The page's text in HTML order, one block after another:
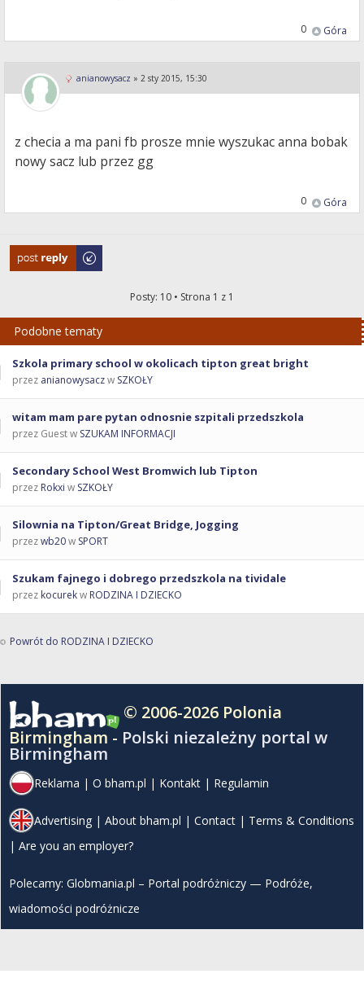
Góra
0
anianowysacz » 2 sty 2015, 15:30
z checia a ma pani fb prosze mnie wyszukac anna bobak
nowy sacz lub przez gg
Góra
0
Odpowiedz
Posty: 10 • Strona 1 z 1
Podobne tematy
Szkola primary school w okolicach tipton great bright
przez anianowysaczw SZKOŁY
witam mam pare pytan odnosnie szpitali przedszkola
przez Guest w SZUKAM INFORMACJI
Secondary School West Bromwich lub Tipton
przez Rokxi w SZKOŁY
Silownia na Tipton/Great Bridge, Jogging
przezwb20w SPORT
Szukam fajnego i dobrego przedszkola na tividale
przez kocurekw RODZINA I DZIECKO
Powrót do RODZINA I DZIECKO
© 2006-2026 Polonia
Birmingham - Polski niezależny portal w
Birmingham
Reklama | O bham.pl | Kontakt | Regulamin
Advertising | About bham.pl | Contact | Terms & Conditions
| Are you an employer?
Polecamy: Globmania.pl – Portal podróżniczy — Podróże,
wiadomości podróżnicze